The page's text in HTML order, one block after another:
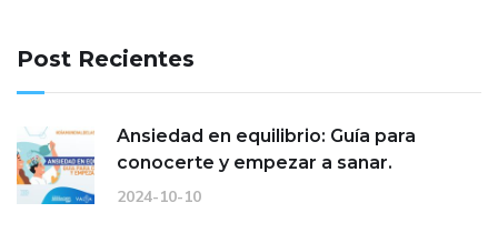
Post Recientes
Ansiedad en equilibrio: Guía para
conocerte y empezar a sanar.
2024-10-10